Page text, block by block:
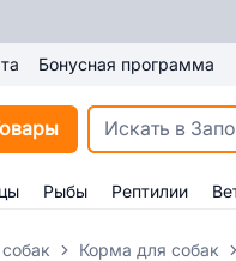
Бонусная программа
Рыбы Рептилии
Корма для собак